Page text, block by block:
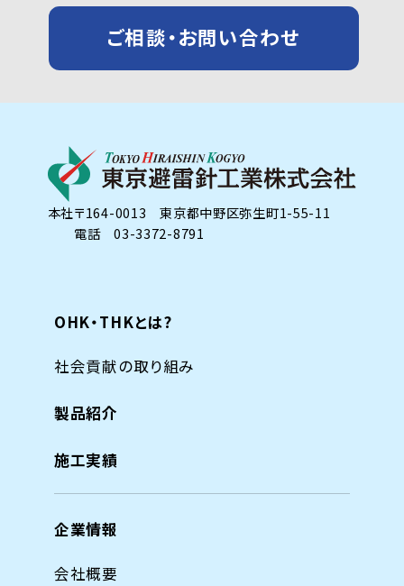
ご相談・お問い合わせ
本社〒164-0013 東京都中野区弥生町1-55-11
電話 03-3372-8791
OHK・THKとは?
社会貢献の取り組み
製品紹介
施工実績
企業情報
会社概要